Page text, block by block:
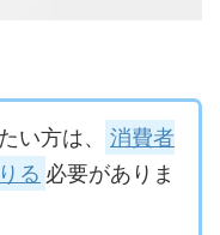
い方は、
消費者
る 必要がありま